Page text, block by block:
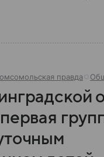
правда